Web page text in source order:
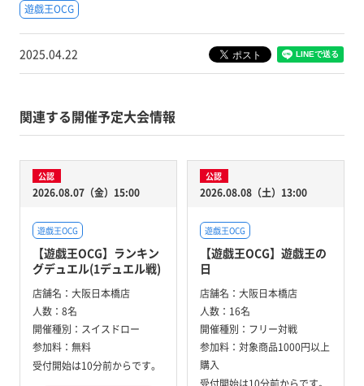
遊戯王OCG
2025.04.22
関連する開催予定大会情報
公認
2026.08.07（金）15:00
遊戯王OCG
【遊戯王OCG】ランキン
グデュエル(1デュエル戦)
店舗名： 大阪日本橋店
人数： 8名
開催種別： スイスドロー
参加料： 無料
受付開始は10分前からです。
公認
2026.08.08（土）13:00
遊戯王OCG
【遊戯王OCG】遊戯王の
日
店舗名： 大阪日本橋店
人数： 16名
開催種別： フリー対戦
参加料： 対象商品1000円以上
購入